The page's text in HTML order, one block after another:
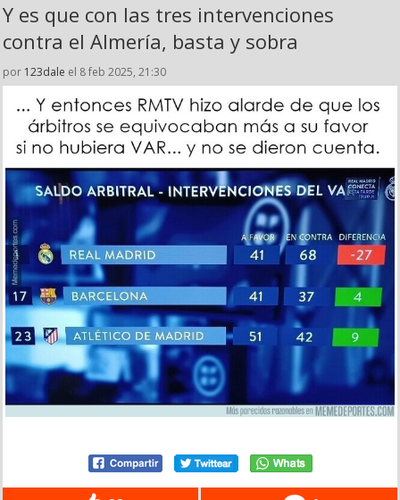
Y es que con las tres intervenciones
contra el Almería, basta y sobra
por 123dale el 8 feb 2025, 21:30